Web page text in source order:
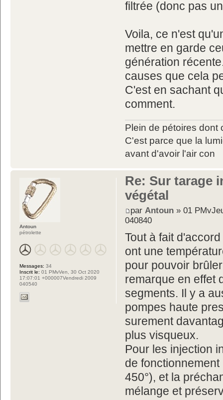
filtrée (donc pas
Voila, ce n'est
mettre en garde
génération
causes que cela
C'est en sachant
comment.
Plein de pétoires dont
C'est parce que la
avant d'avoir l'air con
Re: Sur tarage
végétal
par Antoun » 01
040840
Tout à fait
ont une
pour pouvoir
remarque en effet
segments. Il y a
pompes haute
surement
plus visqueux.
Pour les injection
de
450°), et la
mélange et
Antoun
pétrolette
Messages: 34
Inscrit le: 01 PMvVen, 30 Oct 2020
17:07:01 +000007Vendredi 2009
040540